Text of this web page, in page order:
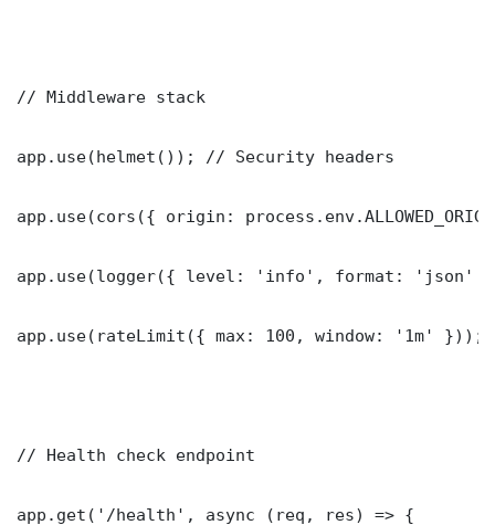
// Middleware stack
app.use(helmet()); // Security headers
app.use(cors({ origin:
app.use(logger({ level: 'info', format: 'json'
app.use(rateLimit({ max: 100, window: '1m' }));
// Health check endpoint
app.get('/health', async (req, res) => {